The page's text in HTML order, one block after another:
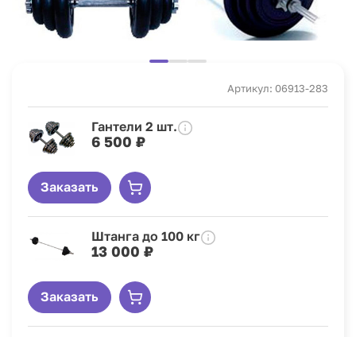
Артикул: 06913-283
Гантели 2 шт.
6 500 ₽
Заказать
Штанга до 100 кг
13 000 ₽
Заказать